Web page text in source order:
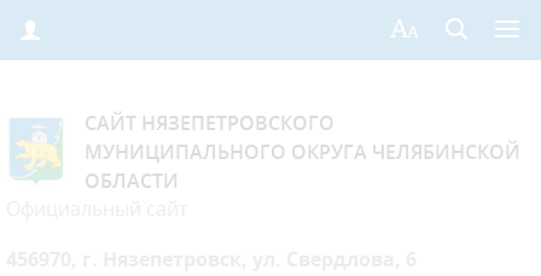
САЙТ НЯЗЕПЕТРОВСКОГО
МУНИЦИПАЛЬНОГО ОКРУГА ЧЕЛЯБИНСКОЙ
ОБЛАСТИ